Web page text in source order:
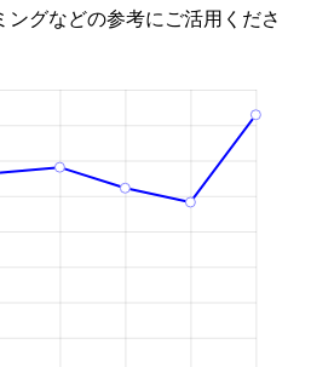
グなどの参考にご活用くださ